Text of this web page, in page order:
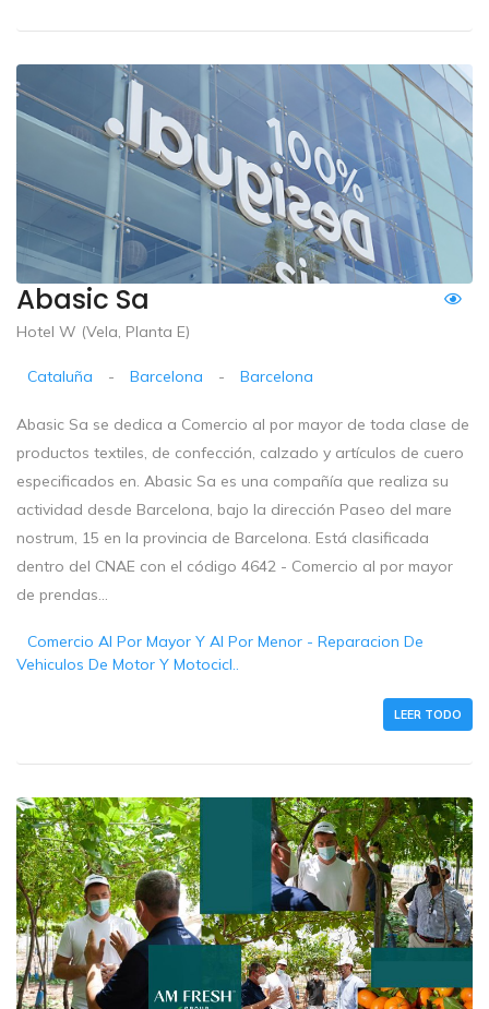
Abasic Sa
Hotel W (Vela, Planta E)
Cataluña - Barcelona - Barcelona
Abasic Sa se dedica a Comercio al por mayor de toda clase de
productos textiles, de confección, calzado y artículos de cuero
especificados en. Abasic Sa es una compañía que realiza su
actividad desde Barcelona, bajo la dirección Paseo del mare
nostrum, 15 en la provincia de Barcelona. Está clasificada
dentro del CNAE con el código 4642 - Comercio al por mayor
de prendas...
Comercio Al Por Mayor Y Al Por Menor - Reparacion De
Vehiculos De Motor Y Motocicl..
LEER TODO